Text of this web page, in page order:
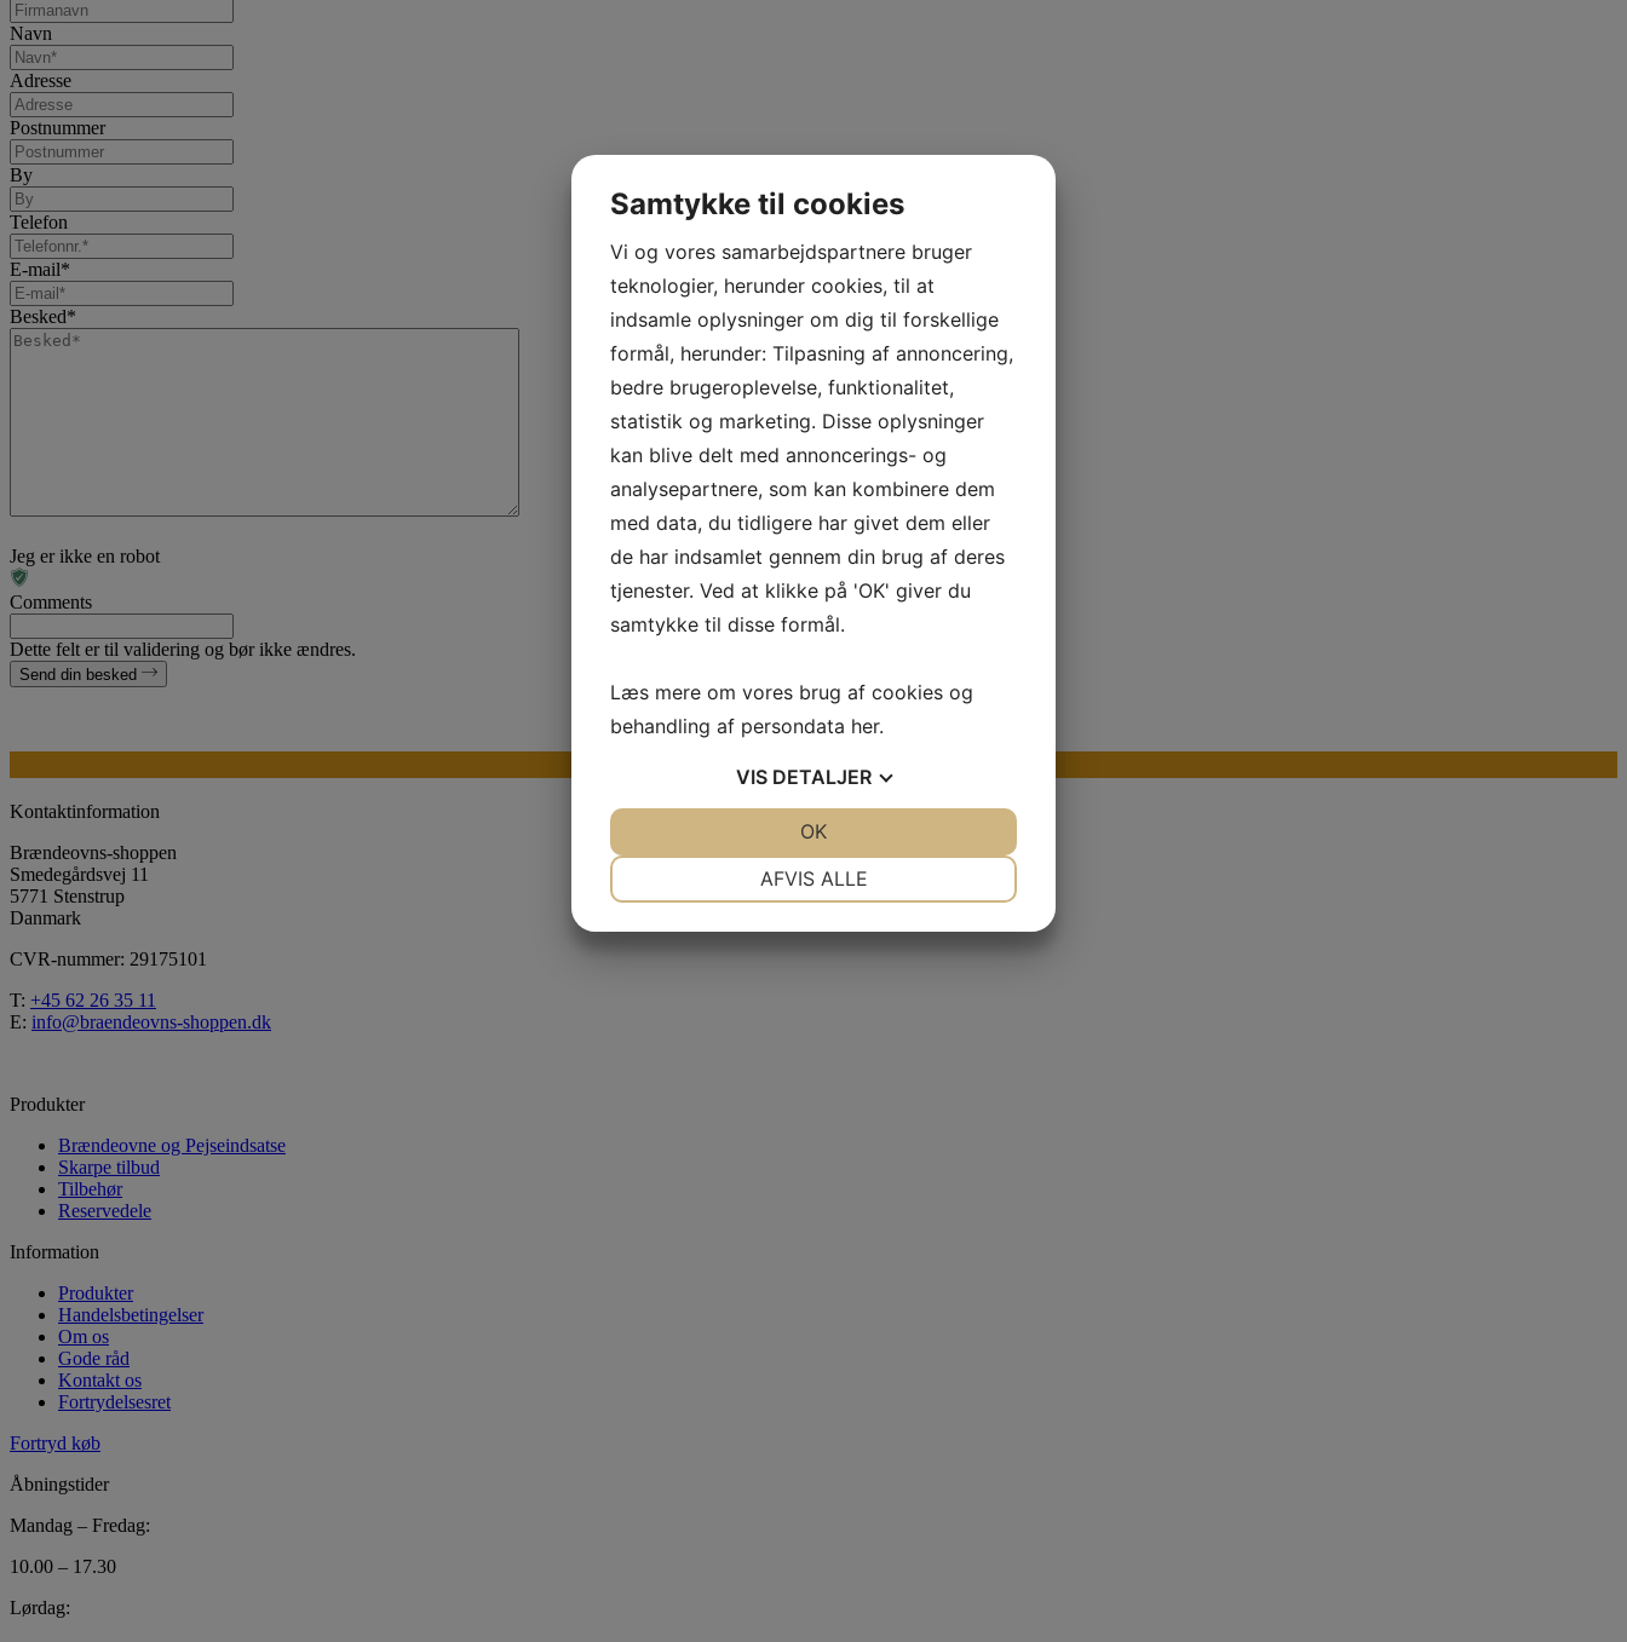
Navn
Adresse
Postnummer
By
Telefon
E-mail*
Besked*
Jeg er ikke en robot
Comments
Dette felt er til validering og bør ikke ændres.
Send din besked
Se vores store udvalg af reservedele
Kontaktinformation
Brændeovns-shoppen
Smedegårdsvej 11
5771 Stenstrup
Danmark
CVR-nummer: 29175101
T: +45 62 26 35 11
E: info@braendeovns-shoppen.dk
Produkter
Brændeovne og Pejseindsatse
Skarpe tilbud
Tilbehør
Reservedele
Information
Produkter
Handelsbetingelser
Om os
Gode råd
Kontakt os
Fortrydelsesret
Fortryd køb
Åbningstider
Mandag – Fredag:
10.00 – 17.30
Lørdag:
Samtykke til cookies
Vi og vores samarbejdspartnere bruger
teknologier, herunder cookies, til at
indsamle oplysninger om dig til forskellige
formål, herunder: Tilpasning af annoncering,
bedre brugeroplevelse, funktionalitet,
statistik og marketing. Disse oplysninger
kan blive delt med annoncerings- og
analysepartnere, som kan kombinere dem
med data, du tidligere har givet dem eller
de har indsamlet gennem din brug af deres
tjenester. Ved at klikke på 'OK' giver du
samtykke til disse formål.
Læs mere om vores brug af cookies og
behandling af persondata her.
VIS DETALJER
AFVIS ALLE
OK